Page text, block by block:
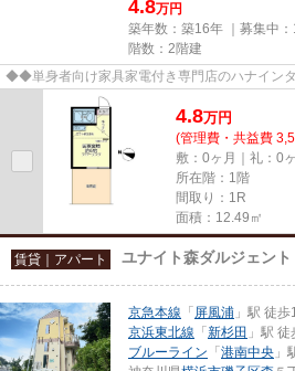
4.8万円
築年数：築16年 ｜募集中：
階数：2階建
◆◆単身者向け家具家電付き専門店のハナイン
4.8万円
(管理費・共益費
敷：0ヶ月｜礼：0
所在階：1階
間取り：1R
面積：12.49㎡
賃貸｜アパート ユナイト森ダルジェント
京急本線 「 屏風浦 」駅 徒
京浜東北線 「 新杉田 」駅
ブルーライン 「 港南中央 」